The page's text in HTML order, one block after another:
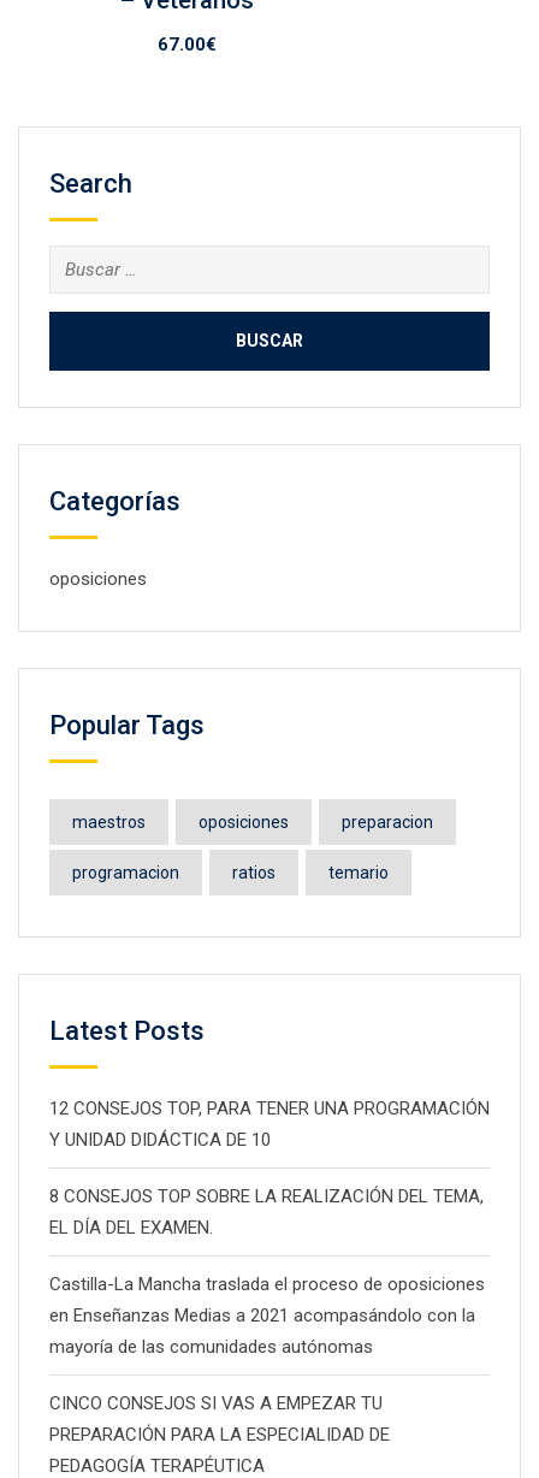
67.00€
Search
Buscar:
Categorías
oposiciones
Popular Tags
maestros oposiciones preparacion
programacion ratios temario
Latest Posts
12 CONSEJOS TOP, PARA TENER UNA PROGRAMACIÓN
Y UNIDAD DIDÁCTICA DE 10
8 CONSEJOS TOP SOBRE LA REALIZACIÓN DEL TEMA,
EL DÍA DEL EXAMEN.
Castilla-La Mancha traslada el proceso de oposiciones
en Enseñanzas Medias a 2021 acompasándolo con la
mayoría de las comunidades autónomas
CINCO CONSEJOS SI VAS A EMPEZAR TU
PREPARACIÓN PARA LA ESPECIALIDAD DE
PEDAGOGÍA TERAPÉUTICA